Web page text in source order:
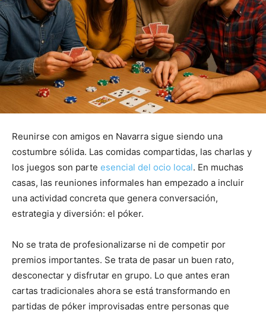
Reunirse con amigos en Navarra sigue siendo una
costumbre sólida. Las comidas compartidas, las charlas y
los juegos son parte esencial del ocio local. En muchas
casas, las reuniones informales han empezado a incluir
una actividad concreta que genera conversación,
estrategia y diversión: el póker.
No se trata de profesionalizarse ni de competir por
premios importantes. Se trata de pasar un buen rato,
desconectar y disfrutar en grupo. Lo que antes eran
cartas tradicionales ahora se está transformando en
partidas de póker improvisadas entre personas que